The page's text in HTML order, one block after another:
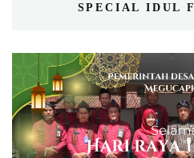
SPECIAL IDUL